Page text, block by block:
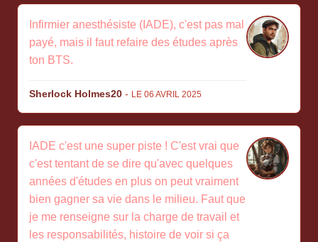
Infirmier anesthésiste (IADE), c'est pas mal
payé, mais il faut refaire des études après
ton BTS.
Sherlock Holmes20 - LE 06 AVRIL 2025
IADE c'est une super piste ! C'est vrai que
c'est tentant de se dire qu'avec quelques
années d'études en plus on peut vraiment
bien gagner sa vie dans le milieu. Faut que
je me renseigne sur la charge de travail et
les responsabilités, histoire de voir si ça